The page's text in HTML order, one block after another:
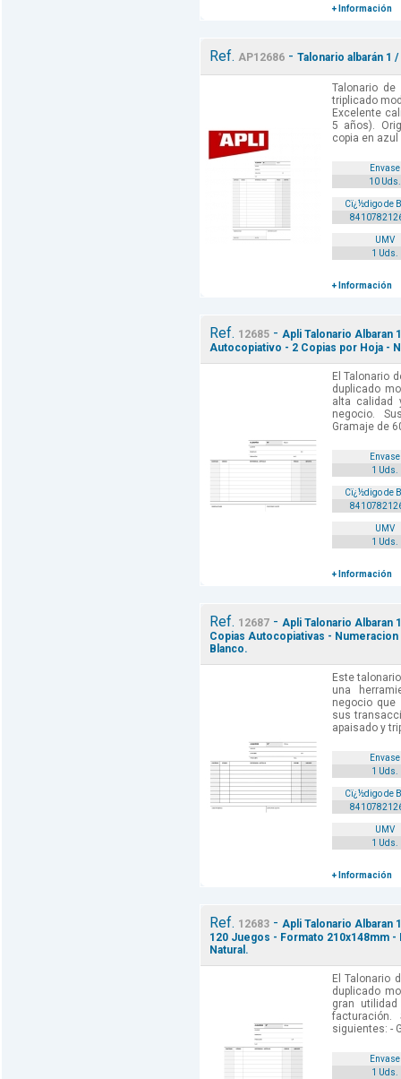
+ Información
Ref. AP12686- Talonario albarán 1
Talonario
triplicado
Excelente
5 años).
copia en azul
Envase
10 Uds.
Cï¿½digo de
UMV
1 Uds.
+ Información
Ref. 12685- Apli Talonario Albaran
Autocopiativo - 2 Copias por Hoja -
El Talonario
duplicado
alta calidad
negocio.
Gramaje de
Envase
1 Uds.
Cï¿½digo de
UMV
1 Uds.
+ Información
Ref. 12687- Apli Talonario Albaran
Copias Autocopiativas -
Blanco.
Este
una
negocio
sus
apaisado y
Envase
1 Uds.
Cï¿½digo de
UMV
1 Uds.
+ Información
Ref. 12683- Apli Talonario Albaran
120 Juegos - Formato 210x148mm
Natural.
El Talonario
duplicado
gran
siguientes: -
Envase
1 Uds.